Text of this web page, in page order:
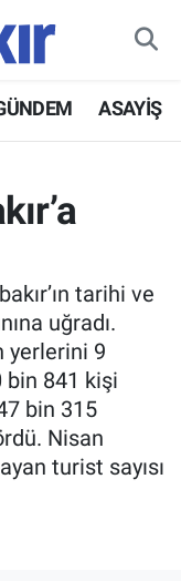
ASAYİŞ
tarihi ve
uğradı.
yerlerini 9
841 kişi
bin 315
Nisan
turist sayısı